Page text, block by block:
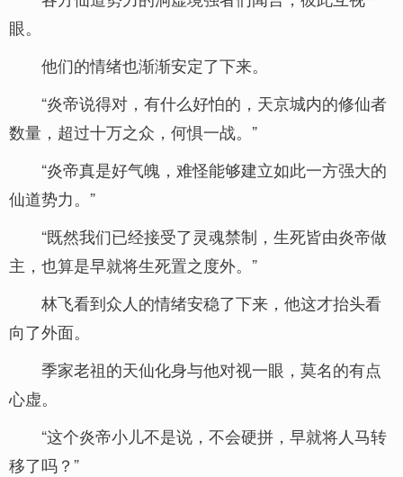
眼。
他们的情绪也渐渐安定了下来。
“炎帝说得对，有什么好怕的，天京城内的修仙者
数量，超过十万之众，何惧一战。”
“炎帝真是好气魄，难怪能够建立如此一方强大的
仙道势力。”
“既然我们已经接受了灵魂禁制，生死皆由炎帝做
主，也算是早就将生死置之度外。”
林飞看到众人的情绪安稳了下来，他这才抬头看
向了外面。
季家老祖的天仙化身与他对视一眼，莫名的有点
心虚。
“这个炎帝小儿不是说，不会硬拼，早就将人马转
移了吗？”